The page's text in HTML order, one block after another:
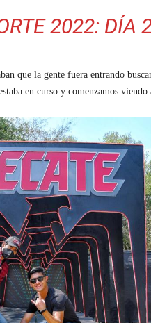
2022: DÍA
que la gente fuera entrando
en curso y comenzamos viendo